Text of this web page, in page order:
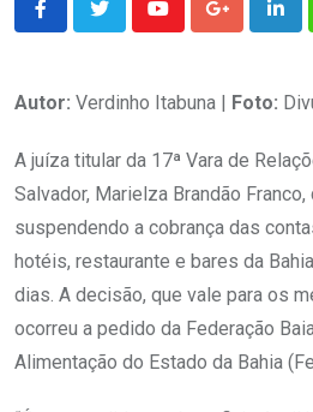
YoutubeGoogle+
Autor: Verdinho Itabuna | Foto:
A juíza titular da 17ª Vara de
Salvador, Marielza Brandão
suspendendo a cobrança das
hotéis, restaurante e bares da
dias. A decisão, que vale para os
ocorreu a pedido da Federação
Alimentação do Estado da Bahia